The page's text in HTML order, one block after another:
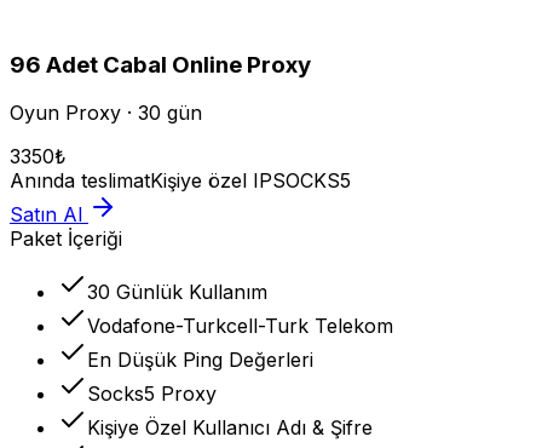
96 Adet Cabal Online Proxy
Oyun Proxy · 30 gün
3350₺
Anında teslimatKişiye özel IPSOCKS5
Satın Al
Paket İçeriği
30 Günlük Kullanım
Vodafone-Turkcell-Turk Telekom
En Düşük Ping Değerleri
Socks5 Proxy
Kişiye Özel Kullanıcı Adı & Şifre